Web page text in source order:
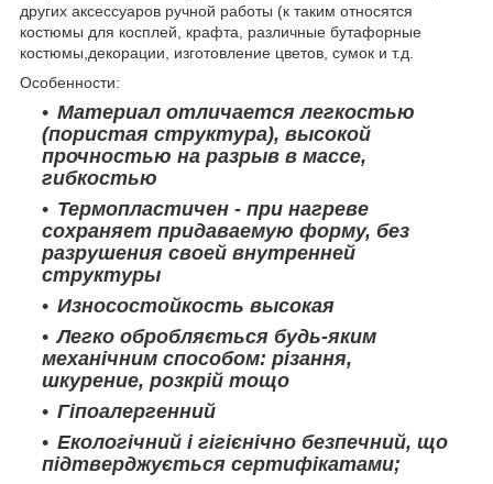
других аксессуаров ручной работы (к таким относятся
костюмы для косплей, крафта, различные бутафорные
костюмы,декорации, изготовление цветов, сумок и т.д.
Особенности:
Материал отличается легкостью
(пористая структура), высокой
прочностью на разрыв в массе,
гибкостью
Термопластичен - при нагреве
сохраняет придаваемую форму, без
разрушения своей внутренней
структуры
Износостойкость высокая
Легко обробляється будь-яким
механічним способом: різання,
шкурение, розкрій тощо
Гіпоалергенний
Екологічний і гігієнічно безпечний, що
підтверджується сертифікатами;